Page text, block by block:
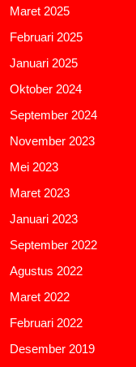
Maret 2025
Februari 2025
Januari 2025
Oktober 2024
September 2024
November 2023
Mei 2023
Maret 2023
Januari 2023
September 2022
Agustus 2022
Maret 2022
Februari 2022
Desember 2019